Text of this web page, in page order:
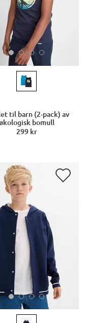
til barn (2-pack) av
bomull
299 kr